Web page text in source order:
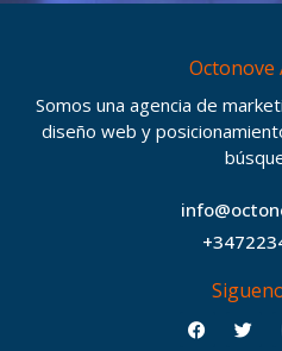
Octonove
Somos una agencia de
diseño web y
F
T